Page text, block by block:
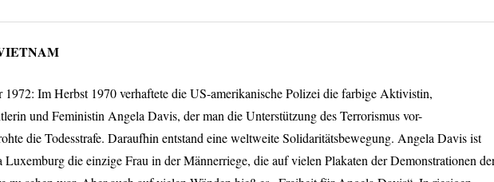
1972: Im Herbst 1970 verhaftete die US-amerikanische Polizei die farbige Aktivistin,
und Feministin Angela Davis, der man die Unterstützung des Terrorismus vor-
die Todesstrafe. Daraufhin entstand eine weltweite Solidaritätsbewegung. Angela Davis ist
Luxemburg die einzige Frau in der Männerriege, die auf vielen Plakaten der Demonstrationen